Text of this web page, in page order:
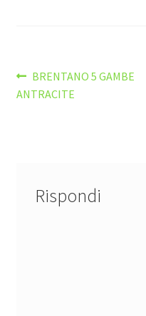
Navigazione
articoli
Articolo
precedente:
BRENTANO 5 GAMBE
ANTRACITE
Rispondi